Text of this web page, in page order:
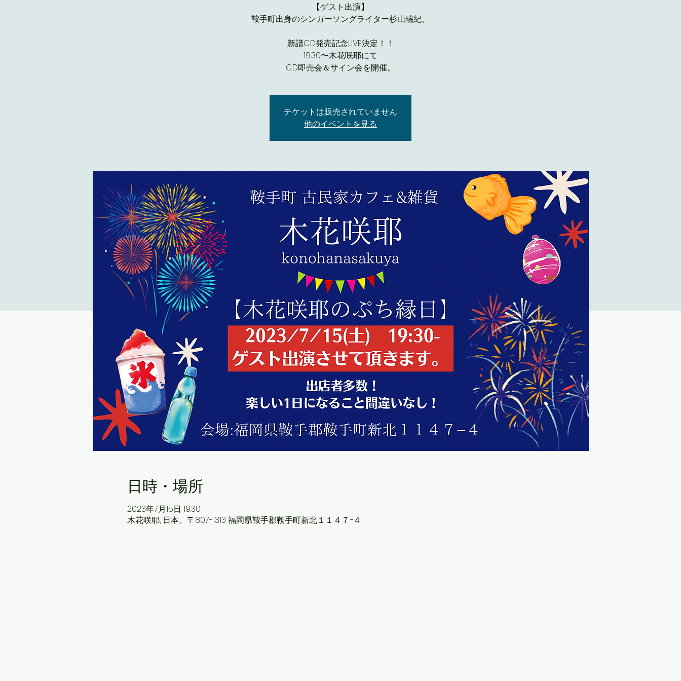
【ゲスト出演】
鞍手町出身のシンガーソングライター杉山瑞紀。
新譜CD発売記念LIVE決定！！
19:30〜木花咲耶にて
CD即売会＆サイン会を開催。
チケットは販売されていません
他のイベントを見る
日時・場所
2023年7月15日 19:30
木花咲耶, 日本、〒807-1313 福岡県鞍手郡鞍手町新北１１４７−４